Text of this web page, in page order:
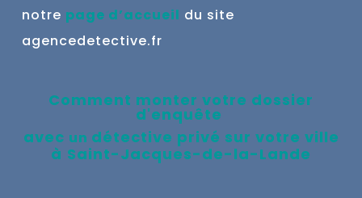
notre page d’accueil du site
agencedetective.fr
Comment monter votre dossier
d'enquête
avec un détective privé sur votre ville
à Saint-Jacques-de-la-Lande